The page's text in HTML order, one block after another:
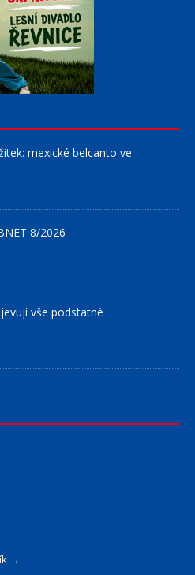
mexické belcanto ve
8/2026
vše podstatné
→